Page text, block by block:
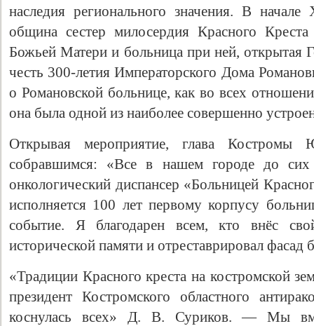
наследия регионального значения. В начале
община сестер милосердия Красного
Божьей Матери и больница при ней, открытая
честь 300-летия Императорского Дома
о Романовской больнице, как во всех
она была одной из наиболее совершенно
Открывая мероприятие, глава
собравшимся: «Все в нашем городе до
онкологический диспансер «Больницей
исполняется 100 лет первому корпусу
событие. Я благодарен всем, кто внёс
исторической памяти и отреставрировал фасад
«Традиции Красного креста на костромской
президент Костромского областного
коснулась всех» Д. В. Суриков. — Мы
Свидетельство